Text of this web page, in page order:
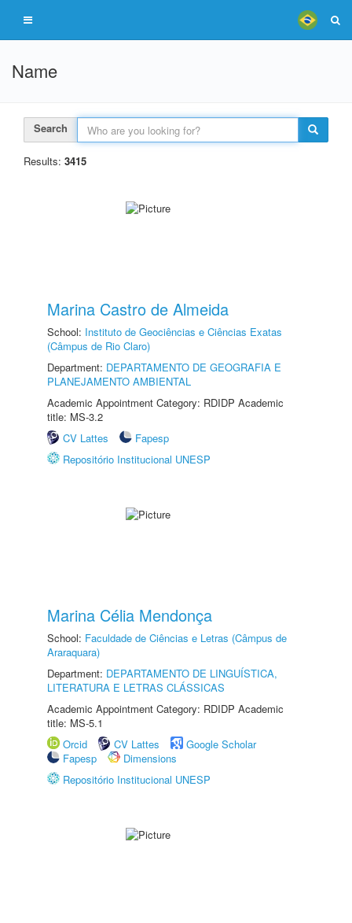
Name
Search
Results: 3415
Marina Castro de Almeida
School: Instituto de Geociências e Ciências Exatas
(Câmpus de Rio Claro)
Department: DEPARTAMENTO DE GEOGRAFIA E
PLANEJAMENTO AMBIENTAL
Academic Appointment Category: RDIDP Academic
title: MS-3.2
CV Lattes
Fapesp
Repositório Institucional UNESP
Marina Célia Mendonça
School: Faculdade de Ciências e Letras (Câmpus de
Araraquara)
Department: DEPARTAMENTO DE LINGUÍSTICA,
LITERATURA E LETRAS CLÁSSICAS
Academic Appointment Category: RDIDP Academic
title: MS-5.1
Orcid
CV Lattes
Google Scholar
Fapesp
Dimensions
Repositório Institucional UNESP